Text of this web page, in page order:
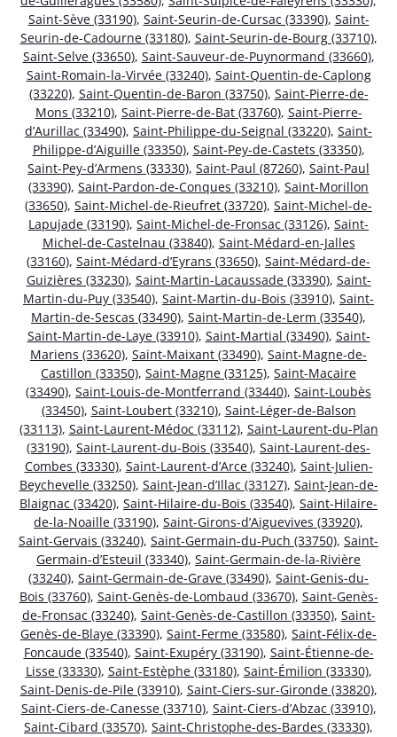
Saint-Sève (33190), Saint-Seurin-de-Cursac (33390), Saint-
Seurin-de-Cadourne (33180), Saint-Seurin-de-Bourg (33710),
Saint-Selve (33650), Saint-Sauveur-de-Puynormand (33660),
Saint-Romain-la-Virvée (33240), Saint-Quentin-de-Caplong
(33220), Saint-Quentin-de-Baron (33750), Saint-Pierre-de-
Mons (33210), Saint-Pierre-de-Bat (33760), Saint-Pierre-
d’Aurillac (33490), Saint-Philippe-du-Seignal (33220), Saint-
Philippe-d’Aiguille (33350), Saint-Pey-de-Castets (33350),
Saint-Pey-d’Armens (33330), Saint-Paul (87260), Saint-Paul
(33390), Saint-Pardon-de-Conques (33210), Saint-Morillon
(33650), Saint-Michel-de-Rieufret (33720), Saint-Michel-de-
Lapujade (33190), Saint-Michel-de-Fronsac (33126), Saint-
Michel-de-Castelnau (33840), Saint-Médard-en-Jalles
(33160), Saint-Médard-d’Eyrans (33650), Saint-Médard-de-
Guizières (33230), Saint-Martin-Lacaussade (33390), Saint-
Martin-du-Puy (33540), Saint-Martin-du-Bois (33910), Saint-
Martin-de-Sescas (33490), Saint-Martin-de-Lerm (33540),
Saint-Martin-de-Laye (33910), Saint-Martial (33490), Saint-
Mariens (33620), Saint-Maixant (33490), Saint-Magne-de-
Castillon (33350), Saint-Magne (33125), Saint-Macaire
(33490), Saint-Louis-de-Montferrand (33440), Saint-Loubès
(33450), Saint-Loubert (33210), Saint-Léger-de-Balson
(33113), Saint-Laurent-Médoc (33112), Saint-Laurent-du-Plan
(33190), Saint-Laurent-du-Bois (33540), Saint-Laurent-des-
Combes (33330), Saint-Laurent-d’Arce (33240), Saint-Julien-
Beychevelle (33250), Saint-Jean-d’Illac (33127), Saint-Jean-de-
Blaignac (33420), Saint-Hilaire-du-Bois (33540), Saint-Hilaire-
de-la-Noaille (33190), Saint-Girons-d’Aiguevives (33920),
Saint-Gervais (33240), Saint-Germain-du-Puch (33750), Saint-
Germain-d’Esteuil (33340), Saint-Germain-de-la-Rivière
(33240), Saint-Germain-de-Grave (33490), Saint-Genis-du-
Bois (33760), Saint-Genès-de-Lombaud (33670), Saint-Genès-
de-Fronsac (33240), Saint-Genès-de-Castillon (33350), Saint-
Genès-de-Blaye (33390), Saint-Ferme (33580), Saint-Félix-de-
Foncaude (33540), Saint-Exupéry (33190), Saint-Étienne-de-
Lisse (33330), Saint-Estèphe (33180), Saint-Émilion (33330),
Saint-Denis-de-Pile (33910), Saint-Ciers-sur-Gironde (33820),
Saint-Ciers-de-Canesse (33710), Saint-Ciers-d’Abzac (33910),
Saint-Cibard (33570), Saint-Christophe-des-Bardes (33330),